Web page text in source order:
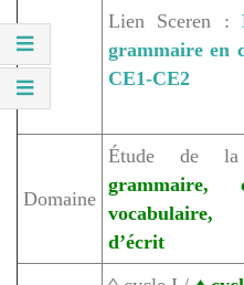
Lien Sceren :
grammaire en
CE1-CE2
Domaine
Étude de
grammaire,
vocabulaire,
d’écrit